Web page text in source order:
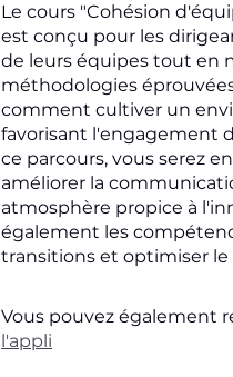
Le cours "Cohésion
est conçu pour les
de leurs équipes tout en
méthodologies
comment cultiver un
favorisant l'engagement
ce parcours, vous serez
améliorer la
atmosphère propice à
également les
transitions et optimiser
Vous pouvez également
l'appli